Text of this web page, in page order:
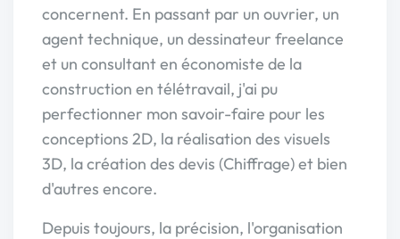
concernent. En passant par un ouvrier, un
agent technique, un dessinateur freelance
et un consultant en économiste de la
construction en télétravail, j'ai pu
perfectionner mon savoir-faire pour les
conceptions 2D, la réalisation des visuels
3D, la création des devis (Chiffrage) et bien
d'autres encore.
Depuis toujours, la précision, l'organisation